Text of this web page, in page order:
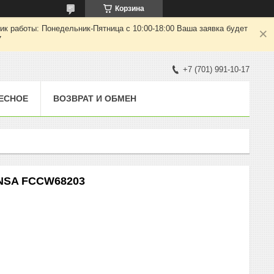
Корзина
работы: Понедельник-Пятница с 10:00-18:00 Ваша заявка будет
+7 (701) 991-10-17
ВОЗВРАТ И ОБМЕН
FCCW68203